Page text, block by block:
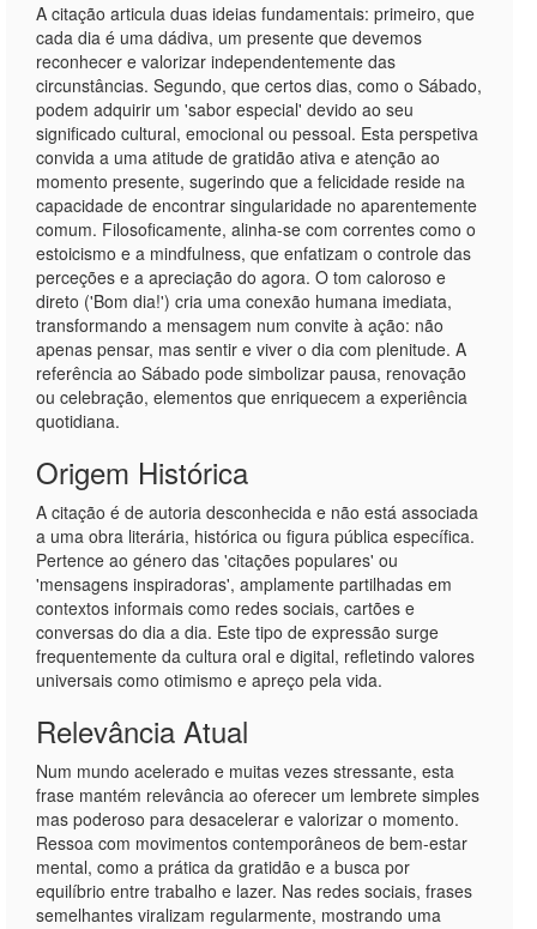
A citação articula duas ideias fundamentais: primeiro, que
cada dia é uma dádiva, um presente que devemos
reconhecer e valorizar independentemente das
circunstâncias. Segundo, que certos dias, como o Sábado,
podem adquirir um 'sabor especial' devido ao seu
significado cultural, emocional ou pessoal. Esta perspetiva
convida a uma atitude de gratidão ativa e atenção ao
momento presente, sugerindo que a felicidade reside na
capacidade de encontrar singularidade no aparentemente
comum. Filosoficamente, alinha-se com correntes como o
estoicismo e a mindfulness, que enfatizam o controle das
perceções e a apreciação do agora. O tom caloroso e
direto ('Bom dia!') cria uma conexão humana imediata,
transformando a mensagem num convite à ação: não
apenas pensar, mas sentir e viver o dia com plenitude. A
referência ao Sábado pode simbolizar pausa, renovação
ou celebração, elementos que enriquecem a experiência
quotidiana.
Origem Histórica
A citação é de autoria desconhecida e não está associada
a uma obra literária, histórica ou figura pública específica.
Pertence ao género das 'citações populares' ou
'mensagens inspiradoras', amplamente partilhadas em
contextos informais como redes sociais, cartões e
conversas do dia a dia. Este tipo de expressão surge
frequentemente da cultura oral e digital, refletindo valores
universais como otimismo e apreço pela vida.
Relevância Atual
Num mundo acelerado e muitas vezes stressante, esta
frase mantém relevância ao oferecer um lembrete simples
mas poderoso para desacelerar e valorizar o momento.
Ressoa com movimentos contemporâneos de bem-estar
mental, como a prática da gratidão e a busca por
equilíbrio entre trabalho e lazer. Nas redes sociais, frases
semelhantes viralizam regularmente, mostrando uma